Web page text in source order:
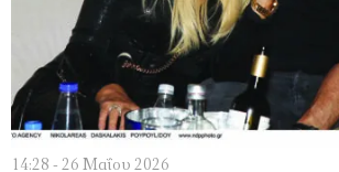
14:28 - 26 Μαΐου 2026